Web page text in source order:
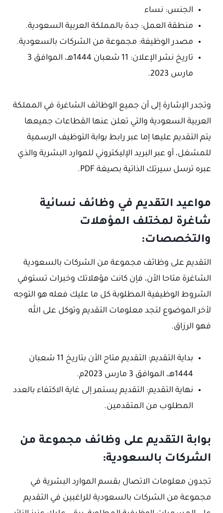
الجنس: نساء
منطقة العمل: جدة بالمملكة العربية السعودية.
مصدر الوظيفة: مجموعة من الشركات بالسعودية.
تاريخ نشر الإعلان: 11 شعبان 1444هـ، الموافق 3
مارس 2023.
وتجدر الإشارة إلى أن جميع الوظائف الشاغرة في المملكة
العربية السعودية والتي تعلن عنها القطاعات جميعها
يتم التقديم عليها إما عبر رابط بوابة التوظيف الرسمية
للمشغل، أو عبر البريد الإليكتروني للموارد البشرية والذي
عبره ترسل سيرتك الذاتية بصيغة PDF.
مواعيد التقديم في وظائف نسائية
شاغرة لمختلف المؤهلات
والتخصصات:
التقديم على وظائف مجموعة من الشركات بالسعودية
الشاغرة متاحا الأن، فإن كانت مؤهلاتك وخبرات تستوفي
الشروط الوظيفية المطلوبة كل ما عليك فعله هو التوجه
لأخر الموضوع لتجد معلومات التقديم وتوكل على الله
فهو الرزاق.
بداية التقديم: التقديم متاح الأن بتاريخ 11 شعبان
1444هـ، الموافق 3 مارس 2023م.
نهاية التقديم: التقديم يستمر إلى غاية الاكتفاء بالعدد
المطلوب من المتقدمين.
بوابة التقديم على وظائف مجموعة من
الشركات بالسعودية:
تجدون معلومات الاتصال بقسم الموارد البشرية في
مجموعة من الشركات بالسعودية للراغبين في التقديم